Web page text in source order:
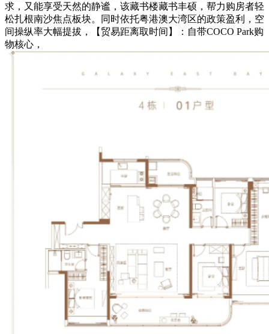
求，又能享受天然的静谧，该藏书楼藏书丰硕，帮力购房者轻
松扎根南沙焦点板块。同时依托粤港澳大湾区的政策盈利，空
间操纵率大幅提拔，【贸易距离取时间】：自带COCO Park购
物核心，